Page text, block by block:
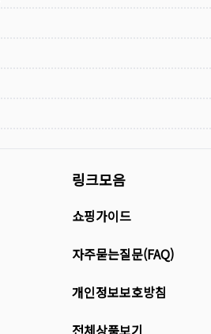
링크모음
쇼핑가이드
자주묻는질문(FAQ)
개인정보보호방침
전체상품보기